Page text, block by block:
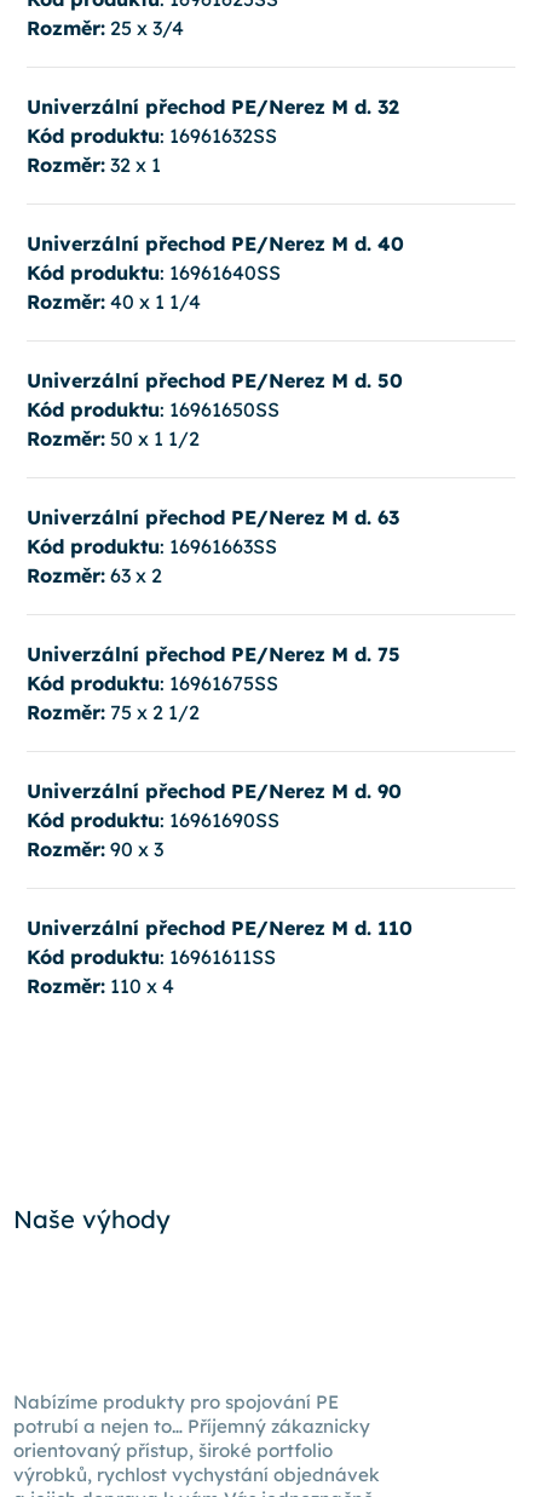
Rozměr:25 x 3/4
Univerzální přechod PE/Nerez M d. 32
Kód produktu: 16961632SS
Rozměr:32 x 1
Univerzální přechod PE/Nerez M d. 40
Kód produktu: 16961640SS
Rozměr:40 x 1 1/4
Univerzální přechod PE/Nerez M d. 50
Kód produktu: 16961650SS
Rozměr:50 x 1 1/2
Univerzální přechod PE/Nerez M d. 63
Kód produktu: 16961663SS
Rozměr:63 x 2
Univerzální přechod PE/Nerez M d. 75
Kód produktu: 16961675SS
Rozměr:75 x 2 1/2
Univerzální přechod PE/Nerez M d. 90
Kód produktu: 16961690SS
Rozměr:90 x 3
Univerzální přechod PE/Nerez M d. 110
Kód produktu: 16961611SS
Rozměr:110 x 4
Naše výhody
Nabízíme produkty pro spojování PE
potrubí a nejen to… Příjemný zákaznicky
orientovaný přístup, široké portfolio
výrobků, rychlost vychystání objednávek